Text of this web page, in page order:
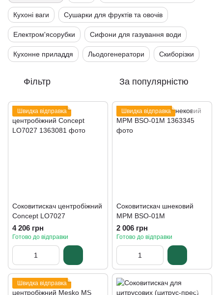
Кухоні ваги Сушарки для фруктів та овочів
Електром'ясорубки Сифони для газування води
Кухонне приладдя Льодогенератори Скиборізки
Фільтр За популярністю
Швидка відправка
Соковитискач центробіжний
Concept LO7027
4 206 грн
Готово до відправки
Швидка відправка
Соковитискач шнековий
MPM BSO-01M
2 006 грн
Готово до відправки
Швидка відправка